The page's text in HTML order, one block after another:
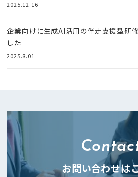
2025.12.16
企業向けに生成AI活用の伴走支援型研
した
2025.8.01
お問い合わせは